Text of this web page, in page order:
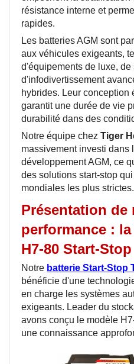
résistance interne et
rapides.
Les batteries AGM sont
aux véhicules exigeants,
d'équipements de luxe, de
d'infodivertissement
hybrides. Leur conception
garantit une durée de vie
durabilité dans des
Notre équipe chez Tiger
massivement investi dans
développement AGM, ce
des solutions start-stop
mondiales les plus strictes.
Présentation de
performance :
H7-80 Start-Stop
Notre batterie Start-Stop
bénéficie d'une
en charge les systèmes
exigeants. Leader du
avons conçu le modèle
une connaissance